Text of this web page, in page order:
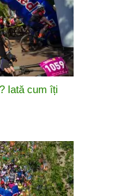
Iată cum îți